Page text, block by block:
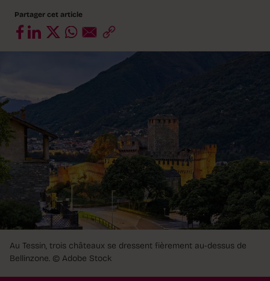
Partager cet article
Au Tessin, trois châteaux se dressent fièrement au-dessus de
Bellinzone. © Adobe Stock